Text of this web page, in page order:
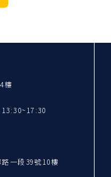
樓
一段39號10樓